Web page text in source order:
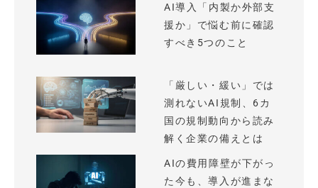
AI導入「内製か外部支
援か」で悩む前に確認
すべき5つのこと
「厳しい・緩い」では
測れないAI規制、6カ
国の規制動向から読み
解く企業の備えとは
AIの費用障壁が下がっ
た今も、導入が進まな